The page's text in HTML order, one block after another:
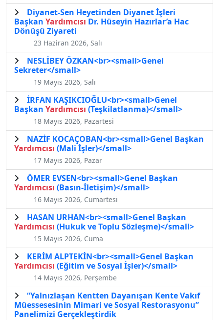
Diyanet-Sen Heyetinden Diyanet İşleri
Başkan Yardımcısı Dr. Hüseyin Hazırlar’a Hac
Dönüşü Ziyareti
23 Haziran 2026, Salı
NESLİBEY ÖZKAN<br><small>Genel
Sekreter</small>
19 Mayıs 2026, Salı
İRFAN KAŞIKCIOĞLU<br><small>Genel
Başkan Yardımcısı (Teşkilatlanma)</small>
18 Mayıs 2026, Pazartesi
NAZİF KOCAÇOBAN<br><small>Genel Başkan
Yardımcısı (Mali İşler)</small>
17 Mayıs 2026, Pazar
ÖMER EVSEN<br><small>Genel Başkan
Yardımcısı (Basın-İletişim)</small>
16 Mayıs 2026, Cumartesi
HASAN URHAN<br><small>Genel Başkan
Yardımcısı (Hukuk ve Toplu Sözleşme)</small>
15 Mayıs 2026, Cuma
KERİM ALPTEKİN<br><small>Genel Başkan
Yardımcısı (Eğitim ve Sosyal İşler)</small>
14 Mayıs 2026, Perşembe
“Yalnızlaşan Kentten Dayanışan Kente Vakıf
Müessesesinin Mimari ve Sosyal Restorasyonu”
Panelimizi Gerçekleştirdik